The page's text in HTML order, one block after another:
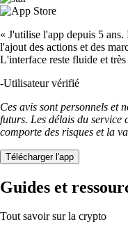
« J'utilise l'app depuis 5
l'ajout des actions et des
L'interface reste fluide et
-Utilisateur vérifié
Ces avis sont personnels et
futurs. Les délais du service
comporte des risques et la
Télécharger l'app
Guides et
Tout savoir sur la crypto